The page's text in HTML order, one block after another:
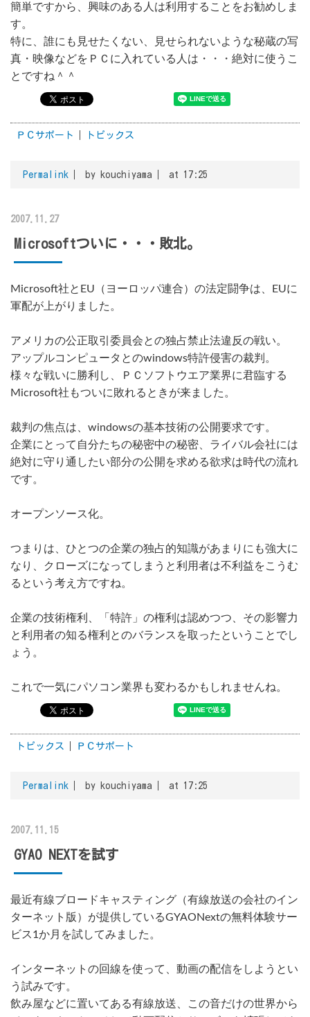
簡単ですから、興味のある人は利用することをお勧めしま
す。
特に、誰にも見せたくない、見せられないような秘蔵の写
真・映像などをＰＣに入れている人は・・・絶対に使うこ
とですね＾＾
ＰＣサポート トピックス
Permalink by kouchiyama at 17:25
2007.11.27
Microsoftついに・・・敗北。
Microsoft社とEU（ヨーロッパ連合）の法定闘争は、EUに
軍配が上がりました。
アメリカの公正取引委員会との独占禁止法違反の戦い。
アップルコンピュータとのwindows特許侵害の裁判。
様々な戦いに勝利し、ＰＣソフトウエア業界に君臨する
Microsoft社もついに敗れるときが来ました。
裁判の焦点は、windowsの基本技術の公開要求です。
企業にとって自分たちの秘密中の秘密、ライバル会社には
絶対に守り通したい部分の公開を求める欲求は時代の流れ
です。
オープンソース化。
つまりは、ひとつの企業の独占的知識があまりにも強大に
なり、クローズになってしまうと利用者は不利益をこうむ
るという考え方ですね。
企業の技術権利、「特許」の権利は認めつつ、その影響力
と利用者の知る権利とのバランスを取ったということでし
ょう。
これで一気にパソコン業界も変わるかもしれませんね。
トピックス ＰＣサポート
Permalink by kouchiyama at 17:25
2007.11.15
GYAO NEXTを試す
最近有線ブロードキャスティング（有線放送の会社のイン
ターネット版）が提供しているGYAONextの無料体験サー
ビス1か月を試してみました。
インターネットの回線を使って、動画の配信をしようとい
う試みです。
飲み屋などに置いてある有線放送、この音だけの世界から